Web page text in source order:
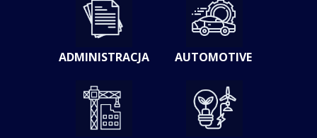
ADMINISTRACJA AUTOMOTIVE